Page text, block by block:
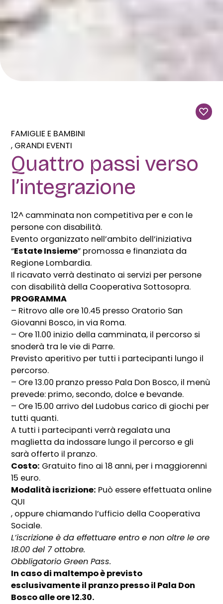
FAMIGLIE E BAMBINI
GRANDI EVENTI
Quattro passi verso
l’integrazione
12^ camminata non competitiva per e con le
persone con disabilità.
Evento organizzato nell’ambito dell’iniziativa
“Estate Insieme” promossa e finanziata da
Regione Lombardia.
Il ricavato verrà destinato ai servizi per persone
con disabilità della Cooperativa Sottosopra.
PROGRAMMA
– Ritrovo alle ore 10.45 presso Oratorio San
Giovanni Bosco, in via Roma.
– Ore 11.00 inizio della camminata, il percorso si
snoderà tra le vie di Parre.
Previsto aperitivo per tutti i partecipanti lungo il
percorso.
– Ore 13.00 pranzo presso Pala Don Bosco, il menù
prevede: primo, secondo, dolce e bevande.
– Ore 15.00 arrivo del Ludobus carico di giochi per
tutti quanti.
A tutti i partecipanti verrà regalata una
maglietta da indossare lungo il percorso e gli
sarà offerto il pranzo.
Costo: Gratuito fino ai 18 anni, per i maggiorenni
15 euro.
Modalità iscrizione: Può essere effettuata online
QUI
, oppure chiamando l’ufficio della Cooperativa
Sociale.
L’iscrizione è da effettuare entro e non oltre le ore
18.00 del 7 ottobre.
Obbligatorio Green Pass.
In caso di maltempo è previsto
esclusivamente il pranzo presso il Pala Don
Bosco alle ore 12.30.